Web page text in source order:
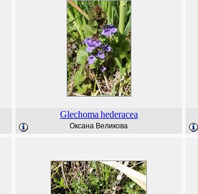
Glechoma hederacea
Оксана Великова